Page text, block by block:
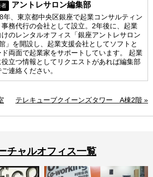
者 アントレサロン編集部
年、東京都中央区銀座で起業コンサルティン
事務代行の会社として設立。2年後に、起業
けのレンタルオフィス「銀座アントレサロン
」を開設し、起業支援会社としてソフトと
ド両面で起業家をサポートしています。 起業
役立つ情報としてリクエストがあれば編集部
ご連絡ください。
テレキューブクイーンズタワー A棟2階 »
チャルオフィス一覧